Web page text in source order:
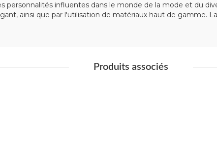
personnalités influentes dans le monde de la mode et du
ainsi que par l'utilisation de matériaux haut de gamme.
Produits associés